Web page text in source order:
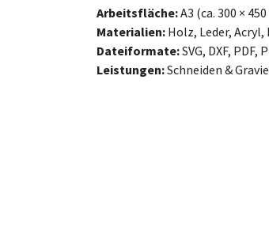
Arbeitsfläche:A3 (ca. 300 ×
Materialien: Holz, Leder,
Dateiformate:SVG, DXF, PDF,
Leistungen:Schneiden &